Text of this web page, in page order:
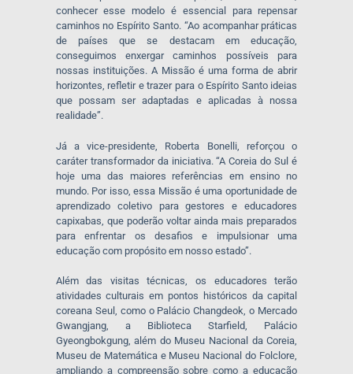
conhecer esse modelo é essencial para repensar
caminhos no Espírito Santo. “Ao acompanhar práticas
de países que se destacam em educação,
conseguimos enxergar caminhos possíveis para
nossas instituições. A Missão é uma forma de abrir
horizontes, refletir e trazer para o Espírito Santo ideias
que possam ser adaptadas e aplicadas à nossa
realidade”.
Já a vice-presidente, Roberta Bonelli, reforçou o
caráter transformador da iniciativa. “A Coreia do Sul é
hoje uma das maiores referências em ensino no
mundo. Por isso, essa Missão é uma oportunidade de
aprendizado coletivo para gestores e educadores
capixabas, que poderão voltar ainda mais preparados
para enfrentar os desafios e impulsionar uma
educação com propósito em nosso estado”.
Além das visitas técnicas, os educadores terão
atividades culturais em pontos históricos da capital
coreana Seul, como o Palácio Changdeok, o Mercado
Gwangjang, a Biblioteca Starfield, Palácio
Gyeongbokgung, além do Museu Nacional da Coreia,
Museu de Matemática e Museu Nacional do Folclore,
ampliando a compreensão sobre como a educação